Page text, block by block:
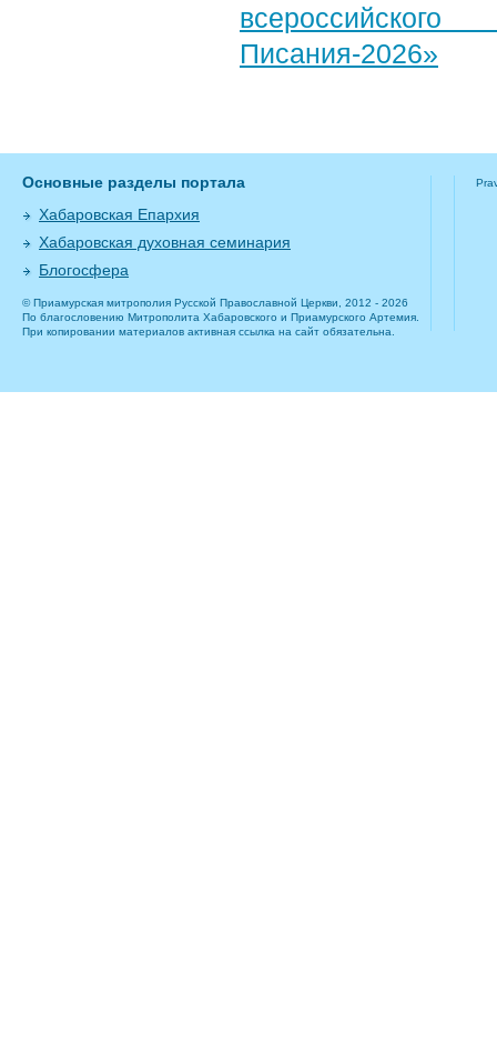
Писания-2026»
Основные разделы портала
Хабаровская Епархия
Хабаровская духовная семинария
Блогосфера
© Приамурская митрополия Русской Православной Церкви, 2012 - 2026
По благословению Митрополита Хабаровского и Приамурского Артемия.
При копировании материалов активная ссылка на сайт обязательна.